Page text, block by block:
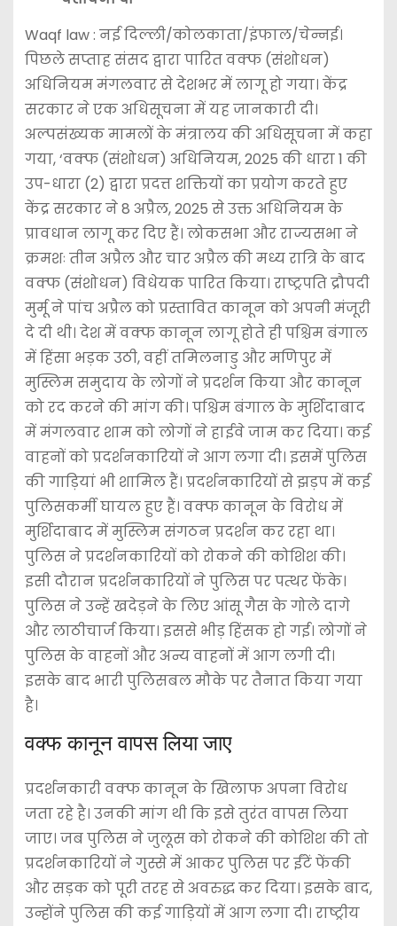
Waqf law : नई दिल्ली/कोलकाता/इंफाल/चेन्नई।
पिछले सप्ताह संसद द्वारा पारित वक्फ (संशोधन)
अधिनियम मंगलवार से देशभर में लागू हो गया। केंद्र
सरकार ने एक अधिसूचना में यह जानकारी दी।
अल्पसंख्यक मामलों के मंत्रालय की अधिसूचना में कहा
गया, ‘वक्फ (संशोधन) अधिनियम, 2025 की धारा 1 की
उप-धारा (2) द्वारा प्रदत्त शक्तियों का प्रयोग करते हुए
केंद्र सरकार ने 8 अप्रैल, 2025 से उक्त अधिनियम के
प्रावधान लागू कर दिए हैं। लोकसभा और राज्यसभा ने
क्रमशः तीन अप्रैल और चार अप्रैल की मध्य रात्रि के बाद
वक्फ (संशोधन) विधेयक पारित किया। राष्ट्रपति द्रौपदी
मुर्मू ने पांच अप्रैल को प्रस्तावित कानून को अपनी मंजूरी
दे दी थी। देश में वक्फ कानून लागू होते ही पश्चिम बंगाल
में हिंसा भड़क उठी, वहीं तमिलनाडु और मणिपुर में
मुस्लिम समुदाय के लोगों ने प्रदर्शन किया और कानून
को रद करने की मांग की। पश्चिम बंगाल के मुर्शिदाबाद
में मंगलवार शाम को लोगों ने हाईवे जाम कर दिया। कई
वाहनों को प्रदर्शनकारियों ने आग लगा दी। इसमें पुलिस
की गाड़ियां भी शामिल हैं। प्रदर्शनकारियों से झड़प में कई
पुलिसकर्मी घायल हुए हैं। वक्फ कानून के विरोध में
मुर्शिदाबाद में मुस्लिम संगठन प्रदर्शन कर रहा था।
पुलिस ने प्रदर्शनकारियों को रोकने की कोशिश की।
इसी दौरान प्रदर्शनकारियों ने पुलिस पर पत्थर फेंके।
पुलिस ने उन्हें खदेड़ने के लिए आंसू गैस के गोले दागे
और लाठीचार्ज किया। इससे भीड़ हिंसक हो गई। लोगों ने
पुलिस के वाहनों और अन्य वाहनों में आग लगी दी।
इसके बाद भारी पुलिसबल मौके पर तैनात किया गया
है।
वक्फ कानून वापस लिया जाए
प्रदर्शनकारी वक्फ कानून के खिलाफ अपना विरोध
जता रहे है। उनकी मांग थी कि इसे तुरंत वापस लिया
जाए। जब पुलिस ने जुलूस को रोकने की कोशिश की तो
प्रदर्शनकारियों ने गुस्से में आकर पुलिस पर ईंटें फेंकी
और सड़क को पूरी तरह से अवरुद्ध कर दिया। इसके बाद,
उन्होंने पुलिस की कई गाड़ियों में आग लगा दी। राष्ट्रीय